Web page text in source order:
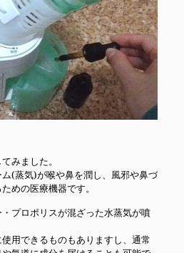
みました。
(蒸気)が喉や鼻を潤し、風邪や鼻づ
めの医療機器です。
プロポリスが混ざった水蒸気が噴
用できるものもありますし、通常